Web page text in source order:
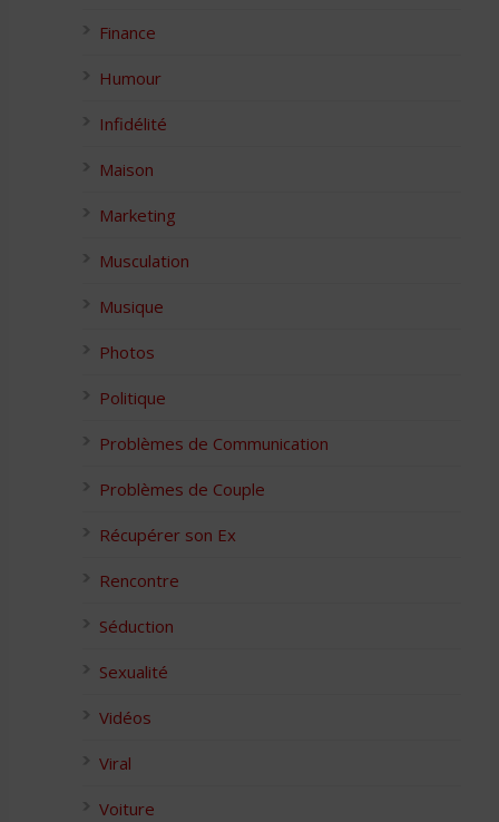
Finance
Humour
Infidélité
Maison
Marketing
Musculation
Musique
Photos
Politique
Problèmes de Communication
Problèmes de Couple
Récupérer son Ex
Rencontre
Séduction
Sexualité
Vidéos
Viral
Voiture